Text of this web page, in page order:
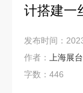
计搭建一
发布时间：
作者： 上海展
字数：446